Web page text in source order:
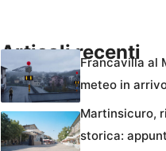
Articoli recenti
Francavilla al
meteo in
Martinsicuro,
storica: